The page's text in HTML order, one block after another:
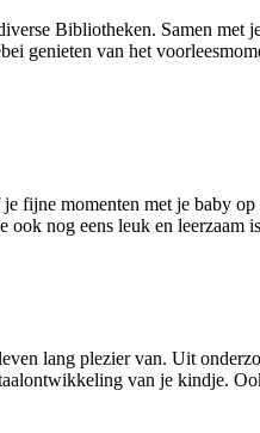
Bibliotheken. Samen met
genieten van het
fijne momenten met je baby op
ook nog eens leuk en leerzaam
lang plezier van. Uit
van je kindje.